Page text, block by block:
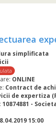
simplificata
ONLINE
Contract de
de expertiza
10874881 -
15:00